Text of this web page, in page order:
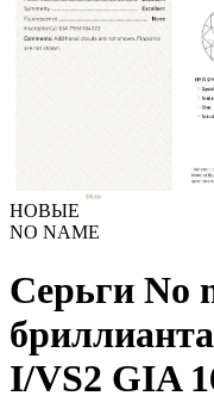
НОВЫЕ
NO NAME
Серьги No
I/VS2 GIA